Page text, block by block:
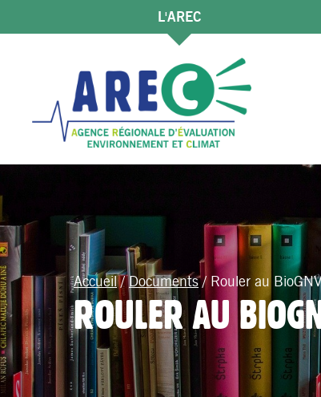
L'AREC
Accueil/Documents/ Rouler au
ROULER AU